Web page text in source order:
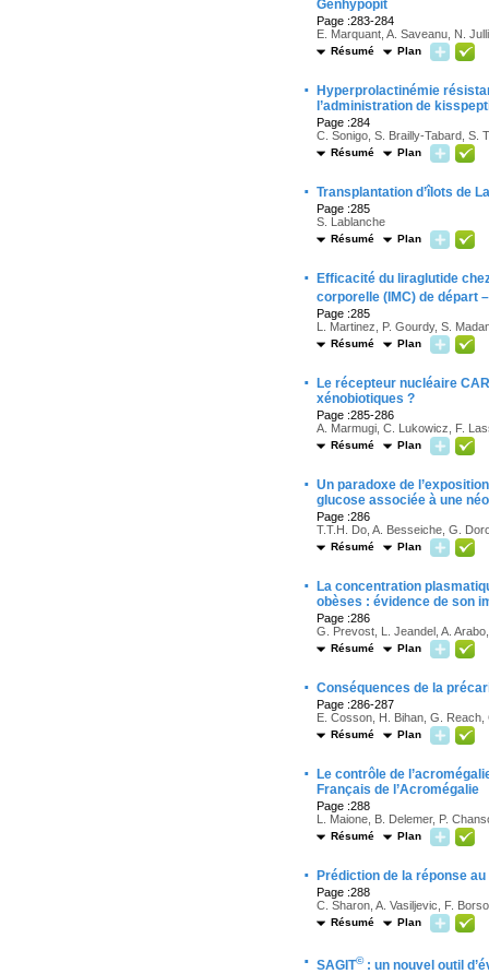
Genhypopit
Page :283-284
E. Marquant, A. Saveanu, N.
Résumé Plan
·
Hyperprolactinémie
l’administration de
Page :284
C. Sonigo, S. Brailly-Tabard, S.
Résumé Plan
· Transplantation d’îlots de
Page :285
S. Lablanche
Résumé Plan
·
Efficacité du liraglutide
corporelle (IMC) de départ
Page :285
L. Martinez, P. Gourdy, S.
Résumé Plan
·
Le récepteur nucléaire
xénobiotiques ?
Page :285-286
A. Marmugi, C. Lukowicz, F.
Résumé Plan
· Un paradoxe de
glucose associée à une
Page :286
T.T.H. Do, A. Besseiche, G.
Résumé Plan
·
La concentration
obèses : évidence de son
Page :286
G. Prevost, L. Jeandel, A.
Résumé Plan
· Conséquences de la
Page :286-287
E. Cosson, H. Bihan, G. Reach,
Résumé Plan
·
Le contrôle de
Français de l’Acromégalie
Page :288
L. Maione, B. Delemer, P.
Résumé Plan
· Prédiction de la réponse
Page :288
C. Sharon, A. Vasiljevic, F.
Résumé Plan
· SAGIT©: un nouvel outil